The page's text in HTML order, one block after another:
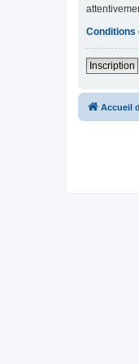
Conditions
Inscription
Accueil